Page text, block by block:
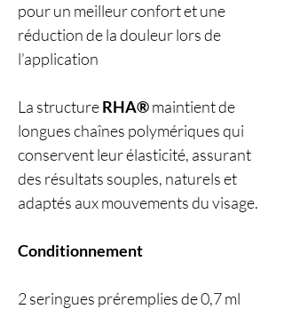
pour un meilleur confort et une
réduction de la douleur lors de
l’application
La structureRHA®maintient de
longues chaînes polymériques qui
conservent leur élasticité, assurant
des résultats souples, naturels et
adaptés aux mouvements du visage.
Conditionnement
2 seringues préremplies de 0,7 ml